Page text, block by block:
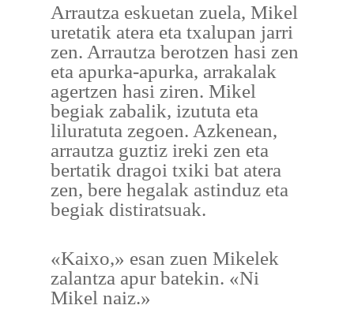
Arrautza eskuetan zuela, Mikel
uretatik atera eta txalupan jarri
zen. Arrautza berotzen hasi zen
eta apurka-apurka, arrakalak
agertzen hasi ziren. Mikel
begiak zabalik, izututa eta
liluratuta zegoen. Azkenean,
arrautza guztiz ireki zen eta
bertatik dragoi txiki bat atera
zen, bere hegalak astinduz eta
begiak distiratsuak.
«Kaixo,» esan zuen Mikelek
zalantza apur batekin. «Ni
Mikel naiz.»